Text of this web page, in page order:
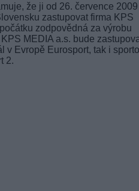
že ji od 26. července 2009
zastupovat firma KPS
zodpovědná za výrobu
MEDIA a.s. bude
v Evropě Eurosport, tak i
2.